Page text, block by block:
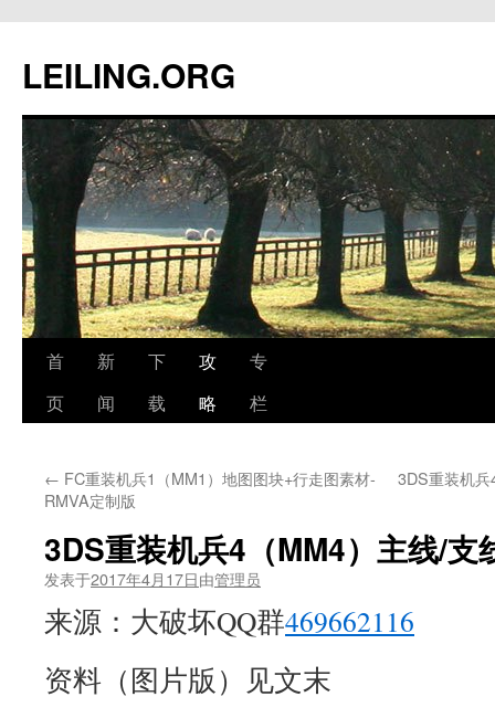
文
LEILING.ORG
首
页
新
闻
下
载
攻
略
专
栏
← FC重装机兵1（MM1）地图图块+行走图素材-
RMVA定制版
3DS重装机
3DS重装机兵4（MM4）主线/支
发表于2017年4月17日由管理员
来源：大破坏QQ群469662116
资料（图片版）见文末